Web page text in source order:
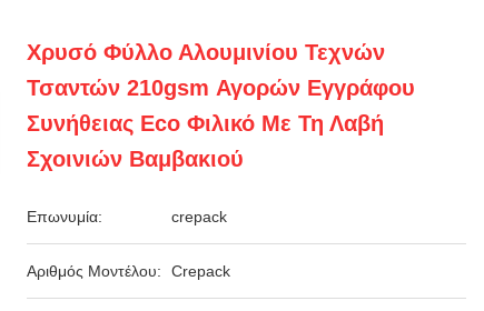
Χρυσό Φύλλο Αλουμινίου Τεχνών
Τσαντών 210gsm Αγορών Εγγράφου
Συνήθειας Eco Φιλικό Με Τη Λαβή
Σχοινιών Βαμβακιού
Επωνυμία: crepack
Αριθμός Μοντέλου: Crepack